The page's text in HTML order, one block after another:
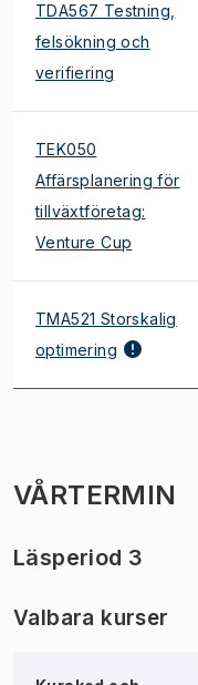
TDA567 Testning,
felsökning och
verifiering
TEK050
Affärsplanering för
tillväxtföretag:
Venture Cup
TMA521 Storskalig
optimering
VÅRTERMIN
Läsperiod 3
Valbara kurser